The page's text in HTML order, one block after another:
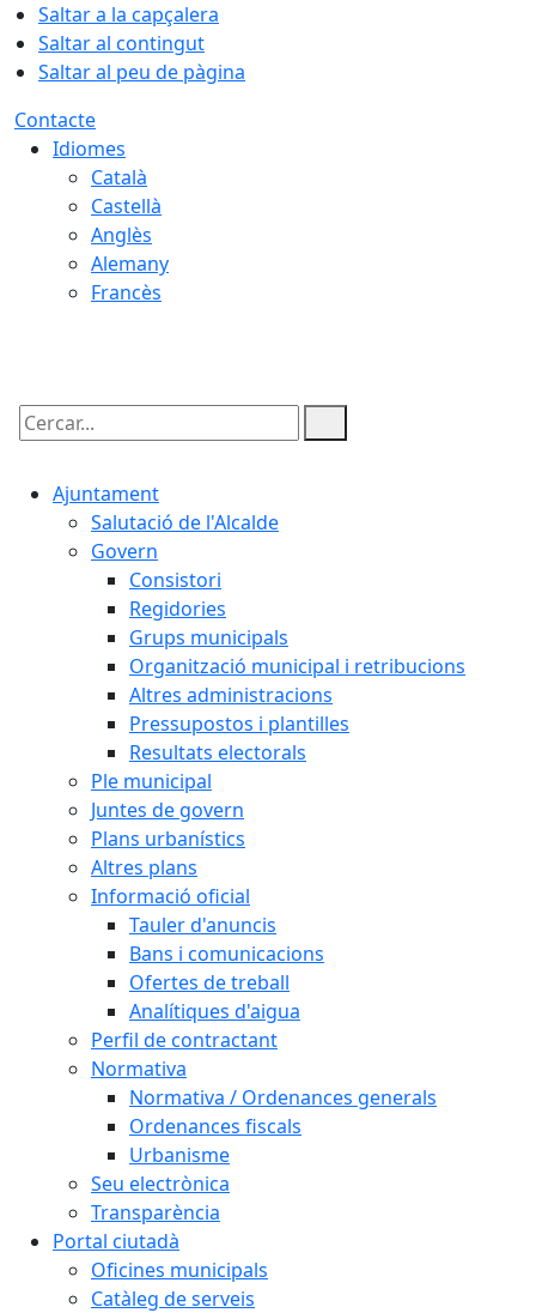
Saltar a la capçalera
Saltar al contingut
Saltar al peu de pàgina
Contacte
Idiomes
Català
Castellà
Anglès
Alemany
Francès
Cercar:
Ajuntament
Salutació de l'Alcalde
Govern
Consistori
Regidories
Grups municipals
Organització municipal i retribucions
Altres administracions
Pressupostos i plantilles
Resultats electorals
Ple municipal
Juntes de govern
Plans urbanístics
Altres plans
Informació oficial
Tauler d'anuncis
Bans i comunicacions
Ofertes de treball
Analítiques d'aigua
Perfil de contractant
Normativa
Normativa / Ordenances generals
Ordenances fiscals
Urbanisme
Seu electrònica
Transparència
Portal ciutadà
Oficines municipals
Catàleg de serveis